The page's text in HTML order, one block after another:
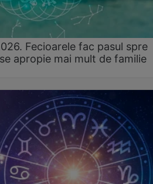
Fecioarele fac pasul spre
apropie mai mult de familie